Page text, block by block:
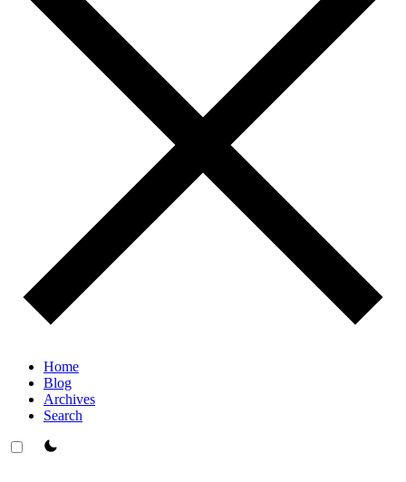
Home
Blog
Archives
Search
theme switcher